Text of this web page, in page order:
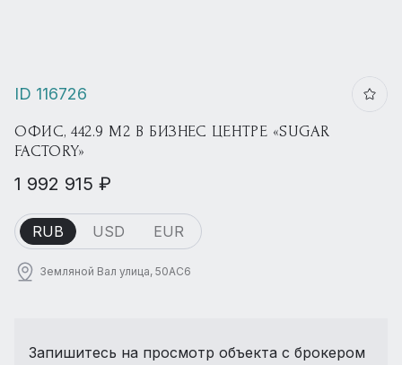
ID 116726
ОФИС, 442.9 М2 В БИЗНЕС ЦЕНТРЕ «SUGAR
FACTORY»
1 992 915 ₽
RUB USD EUR
Земляной Вал улица, 50АС6
Запишитесь на просмотр объекта с брокером